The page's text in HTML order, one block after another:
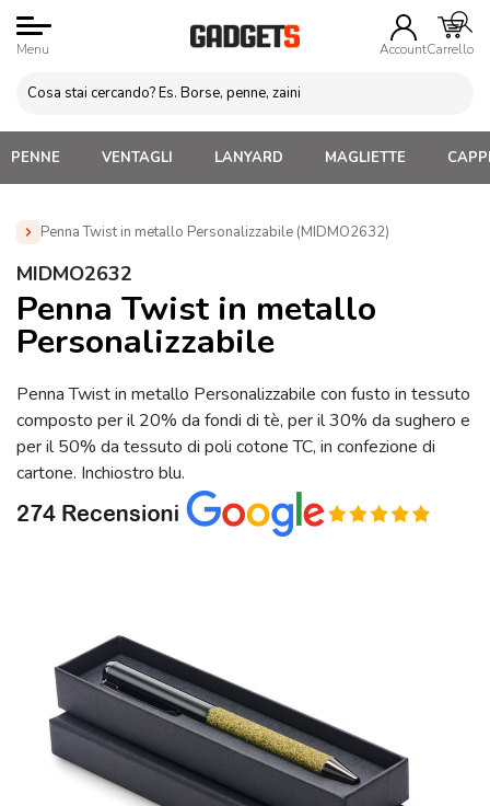
Menu AccountCarrello
PENNE VENTAGLI LANYARD MAGLIETTE
Penna Twist in metallo Personalizzabile (MIDMO2632)
Home » Penne Personalizzate con LOGO, Matite, Pastelli,
Penna Twist in metallo Personalizzabile (MIDMO2632)
MIDMO2632
Penna Twist in metallo
Personalizzabile
Penna Twist in metallo Personalizzabile con fusto in tessuto
composto per il 20% da fondi di tè, per il 30% da sughero e
per il 50% da tessuto di poli cotone TC, in confezione di
cartone. Inchiostro blu.